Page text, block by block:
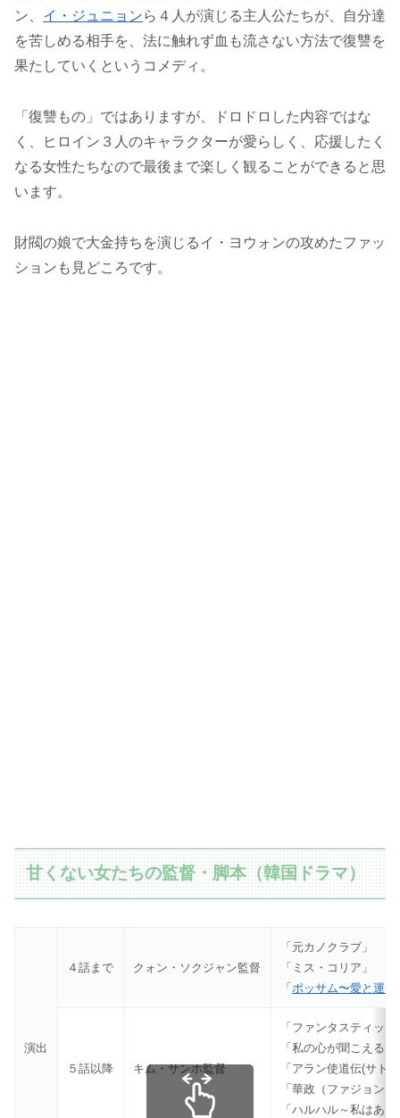
ン、 イ・ジュニョンら４人が演じる主人公たちが、自分達
を苦しめる相手を、法に触れず血も流さない方法で復讐を
果たしていくというコメディ。
「復讐もの」ではありますが、ドロドロした内容ではな
く、ヒロイン３人のキャラクターが愛らしく、応援したく
なる女性たちなので最後まで楽しく観ることができると思
います。
財閥の娘で大金持ちを演じるイ・ヨウォンの攻めたファッ
ションも見どころです。
甘くない女たちの監督・脚本（韓国ドラマ）
演出
４話まで クォン・ソクジャン監督
「元カノクラブ」
「ミス・コリア」
「ポッサム〜愛と運
５話以降 キム・サンホ監督
「ファンタスティッ
「私の心が聞こえる？
「アラン使道伝(サト
「華政（ファジョン）
「ハルハル～私はあ